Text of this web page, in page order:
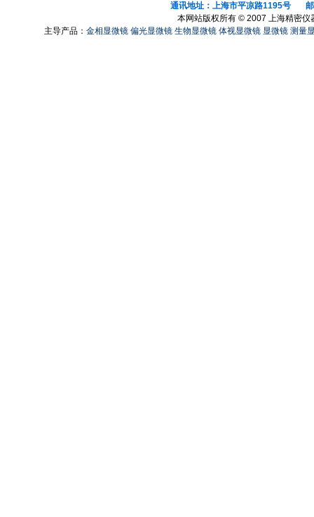
通讯地址：上海市平凉路1195号 邮
本网站版权所有 © 2007 上海精密仪
主导产品： 金相显微镜 偏光显微镜 生物显微镜 体视显微镜 显微镜 测量